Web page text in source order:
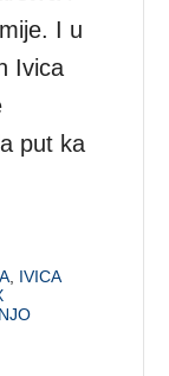
I u
Ivica
put ka
IVICA